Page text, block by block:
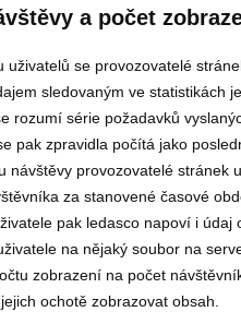
a počet
uživatelů se provozovatelé
sledovaným ve statistikách
rozumí série požadavků
pak zpravidla počítá jako
návštěvy provozovatelé
za stanovené časové
pak ledasco napoví i údaj
na nějaký soubor na
zobrazení na počet
ochotě zobrazovat obsah.